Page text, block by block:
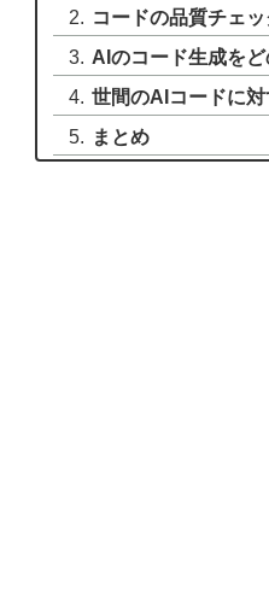
コードの品質チェ
AIのコード生成を
世間のAIコードに
まとめ